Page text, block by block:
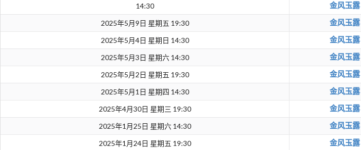
14:30
金风玉露
2025年5月9日 星期五 19:30
金风玉露
2025年5月4日 星期日 14:30
金风玉露
2025年5月3日 星期六 14:30
金风玉露
2025年5月2日 星期五 19:30
金风玉露
2025年5月1日 星期四 14:30
金风玉露
2025年4月30日 星期三 19:30
金风玉露
2025年1月25日 星期六 14:30
金风玉露
2025年1月24日 星期五 19:30
金风玉露